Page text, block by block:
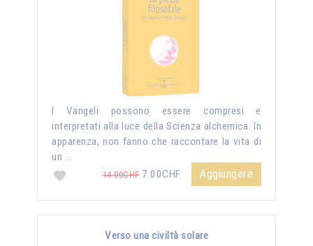
I Vangeli possono essere compresi e
interpretati alla luce della Scienza alchemica. In
apparenza, non fanno che raccontare la vita di
un …
14.00CHF7.00CHF Aggiungere
Verso una civiltà solare